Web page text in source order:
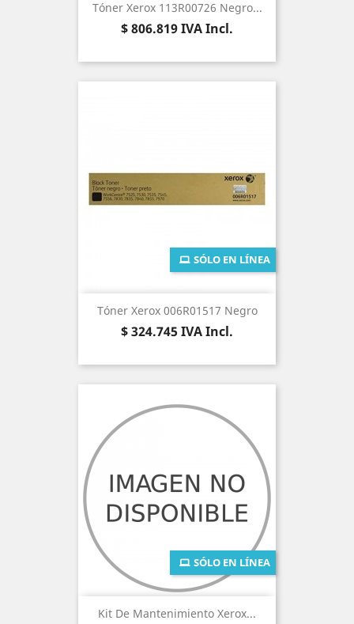
Tóner Xerox 113R00726 Negro...
Precio
$ 806.819IVA Incl.
Tóner Xerox 006R01517 Negro
Precio
$ 324.745IVA Incl.
SÓLO EN LÍNEA
Kit De Mantenimiento Xerox...
SÓLO EN LÍNEA